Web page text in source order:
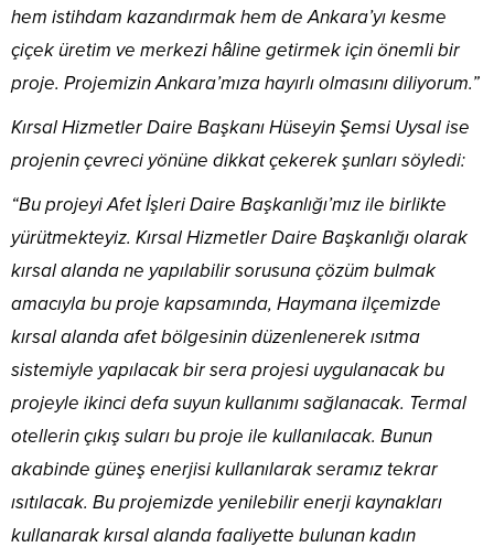
hem istihdam kazandırmak hem de Ankara’yı kesme
çiçek üretim ve merkezi hâline getirmek için önemli bir
proje. Projemizin Ankara’mıza hayırlı olmasını diliyorum.”
Kırsal Hizmetler Daire Başkanı Hüseyin Şemsi Uysal ise
projenin çevreci yönüne dikkat çekerek şunları söyledi:
“Bu projeyi Afet İşleri Daire Başkanlığı’mız ile birlikte
yürütmekteyiz. Kırsal Hizmetler Daire Başkanlığı olarak
kırsal alanda ne yapılabilir sorusuna çözüm bulmak
amacıyla bu proje kapsamında, Haymana ilçemizde
kırsal alanda afet bölgesinin düzenlenerek ısıtma
sistemiyle yapılacak bir sera projesi uygulanacak bu
projeyle ikinci defa suyun kullanımı sağlanacak. Termal
otellerin çıkış suları bu proje ile kullanılacak. Bunun
akabinde güneş enerjisi kullanılarak seramız tekrar
ısıtılacak. Bu projemizde yenilebilir enerji kaynakları
kullanarak kırsal alanda faaliyette bulunan kadın